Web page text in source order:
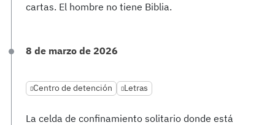
cartas. El hombre no tiene Biblia.
8 de marzo de 2026
Centro de detención Letras
La celda de confinamiento solitario donde está